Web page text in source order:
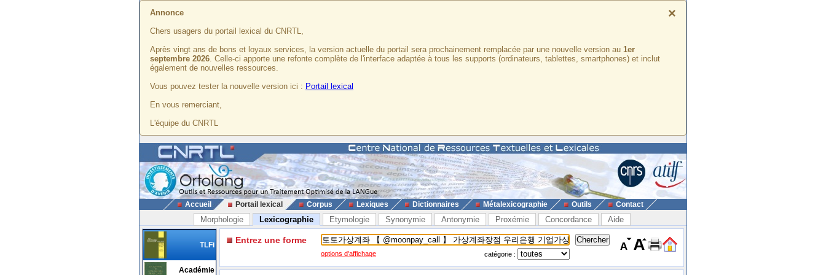
×
Annonce
Chers usagers du portail lexical du CNRTL,
Après vingt ans de bons et loyaux services, la version actuelle du portail sera prochainement remplacée par une nouvelle version au 1er
septembre 2026. Celle-ci apporte une refonte complète de l'interface adaptée à tous les supports (ordinateurs, tablettes, smartphones) et inclut
également de nouvelles ressources.
Vous pouvez tester la nouvelle version ici : Portail lexical
En vous remerciant,
L'équipe du CNRTL
Accueil Portail lexical Corpus Lexiques Dictionnaires Métalexicographie Outils Contact
Morphologie Lexicographie Etymologie Synonymie Antonymie Proxémie Concordance Aide
TLFi
Académie
Entrez une forme
options d'affichage catégorie :